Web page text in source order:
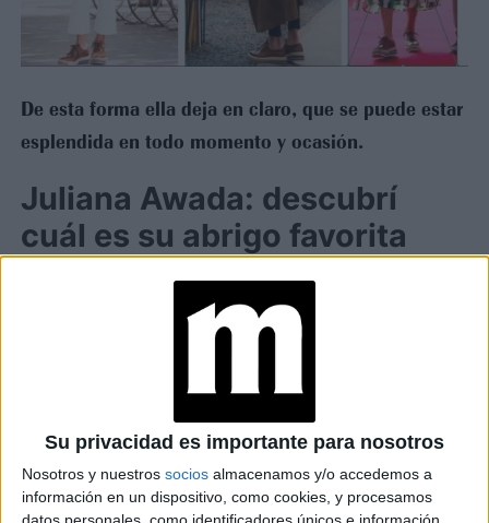
Su privacidad es importante para nosotros
Nosotros y nuestros socios almacenamos y/o accedemos a
información en un dispositivo, como cookies, y procesamos
De esta forma ella deja en claro, que se puede estar
esplendida en todo momento y ocasión.
Juliana Awada: descubrí
cuál es su abrigo favorita
TAMBIÉN TE PUEDE INTERESAR
REGRESO: IDEAS DE
BÁSICOS
LOOKS BÁSICOS
CON JEANS ANCHOS